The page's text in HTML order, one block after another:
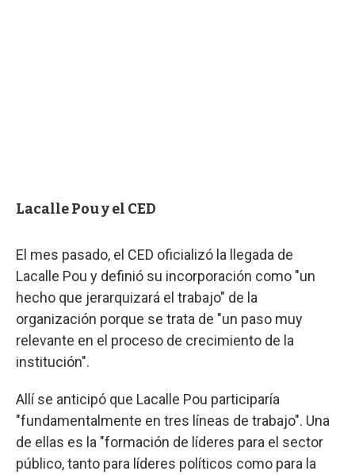
Lacalle Pou y el CED
El mes pasado, el CED oficializó la llegada de
Lacalle Pou y definió su incorporación como "un
hecho que jerarquizará el trabajo" de la
organización porque se trata de "un paso muy
relevante en el proceso de crecimiento de la
institución".
Allí se anticipó que Lacalle Pou participaría
"fundamentalmente en tres líneas de trabajo". Una
de ellas es la "formación de líderes para el sector
público, tanto para líderes políticos como para la